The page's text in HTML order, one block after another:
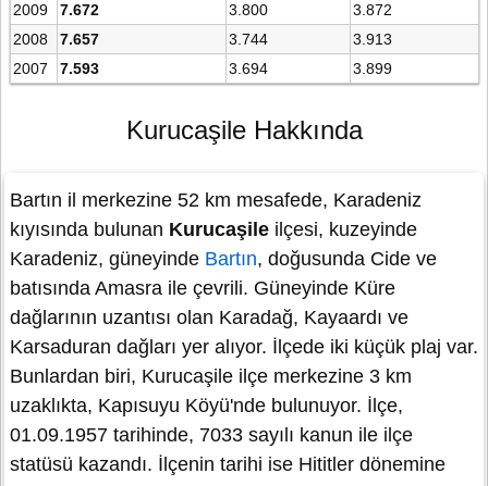
2009
7.672 3.800
3.872
2008
7.657 3.744
3.913
2007
7.593 3.694 3.899
Kurucaşile Hakkında
Bartın il merkezine 52 km mesafede, Karadeniz
kıyısında bulunan Kurucaşile ilçesi, kuzeyinde
Karadeniz, güneyinde Bartın, doğusunda Cide ve
batısında Amasra ile çevrili. Güneyinde Küre
dağlarının uzantısı olan Karadağ, Kayaardı ve
Karsaduran dağları yer alıyor. İlçede iki küçük plaj var.
Bunlardan biri, Kurucaşile ilçe merkezine 3 km
uzaklıkta, Kapısuyu Köyü'nde bulunuyor. İlçe,
01.09.1957 tarihinde, 7033 sayılı kanun ile ilçe
statüsü kazandı. İlçenin tarihi ise Hititler dönemine